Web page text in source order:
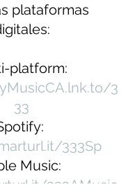
plataformas
platform:
3
33
333Sp
Music:
333AMusic